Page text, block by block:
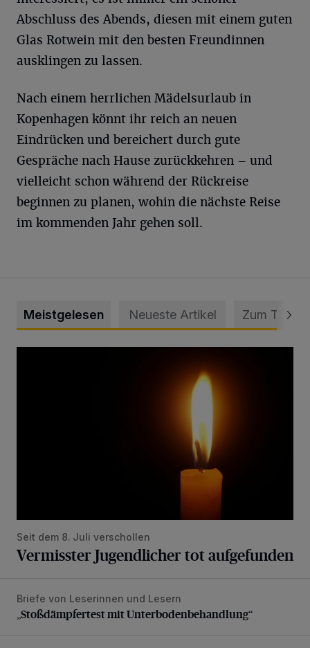
Abschluss des Abends, diesen mit einem guten
Glas Rotwein mit den besten Freundinnen
ausklingen zu lassen.
Nach einem herrlichen Mädelsurlaub in
Kopenhagen könnt ihr reich an neuen
Eindrücken und bereichert durch gute
Gespräche nach Hause zurückkehren – und
vielleicht schon während der Rückreise
beginnen zu planen, wohin die nächste Reise
im kommenden Jahr gehen soll.
Meistgelesen Neueste Artikel Zum Thema
Seit dem 8. Juli verschollen
Vermisster Jugendlicher tot aufgefunden
„Stoßdämpfertest mit Unterbodenbehandlung“
Briefe von Leserinnen und Lesern
„Stoßdämpfertest mit Unterbodenbehandlung“